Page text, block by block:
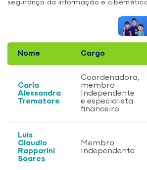
segurança da informação e
Nome Cargo
Carla
Alessandra
Trematore
Coordenadora,
membro
Independente
e especialista
financeiro
anos)
Formação Acadêmica
Luis
Claudio
Rapparini
Soares
Membro
Independente